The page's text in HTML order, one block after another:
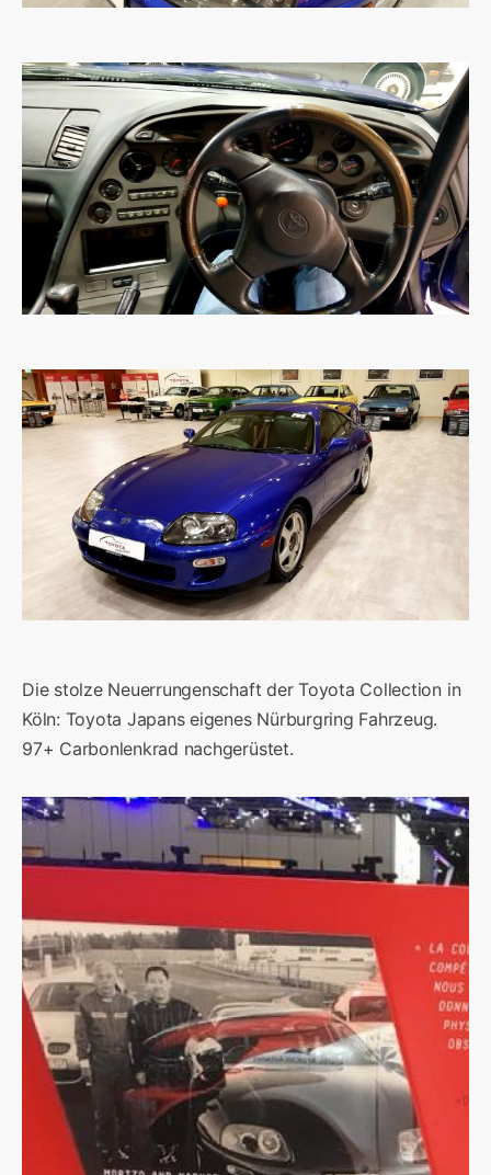
Die stolze Neuerrungenschaft der Toyota Collection in
Köln: Toyota Japans eigenes Nürburgring Fahrzeug.
97+ Carbonlenkrad nachgerüstet.